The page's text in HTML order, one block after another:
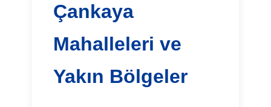
Çankaya
Mahalleleri ve
Yakın Bölgeler